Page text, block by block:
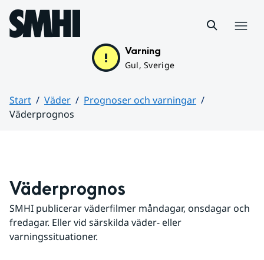
Hoppa till sidans innehåll
Varning
Gul, Sverige
Start Väder
Prognoser och varningar
Väderprognos
Väderprognos
SMHI publicerar väderfilmer måndagar, onsdagar och
fredagar. Eller vid särskilda väder- eller
varningssituationer.